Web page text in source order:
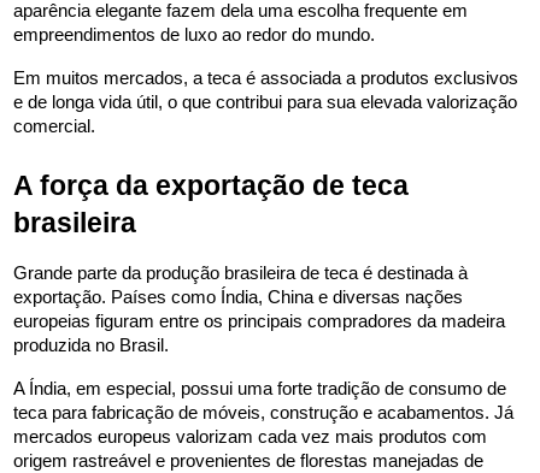
aparência elegante fazem dela uma escolha frequente em
empreendimentos de luxo ao redor do mundo.
Em muitos mercados, a teca é associada a produtos exclusivos
e de longa vida útil, o que contribui para sua elevada valorização
comercial.
A força da exportação de teca
brasileira
Grande parte da produção brasileira de teca é destinada à
exportação. Países como Índia, China e diversas nações
europeias figuram entre os principais compradores da madeira
produzida no Brasil.
A Índia, em especial, possui uma forte tradição de consumo de
teca para fabricação de móveis, construção e acabamentos. Já
mercados europeus valorizam cada vez mais produtos com
origem rastreável e provenientes de florestas manejadas de